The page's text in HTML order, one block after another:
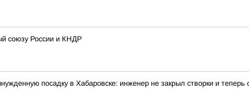
союзу России и КНДР
посадку в Хабаровске: инженер не закрыл створки и теперь